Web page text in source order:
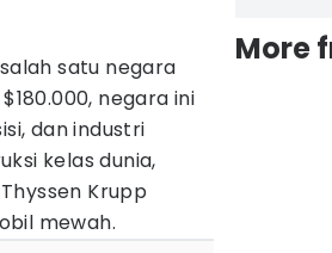
satu negara
negara ini
dan industri
kelas dunia,
Krupp
mewah.
More